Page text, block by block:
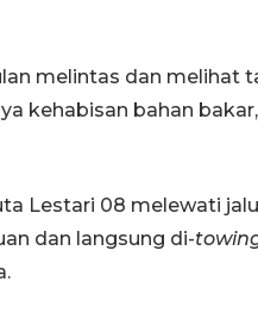
melintas dan melihat
kehabisan bahan
Lestari 08 melewati
dan langsung di-
setelah
Jakarta 2-1
4 Agustus 2026 20:10